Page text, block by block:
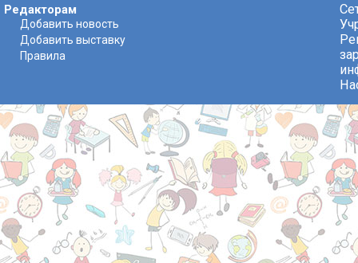
Редакторам
Добавить новость
Добавить выставку
Правила